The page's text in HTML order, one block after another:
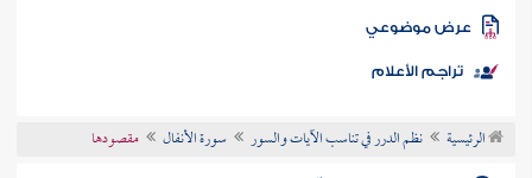
الكتب
موضوعي
تراجم الأعلام
الرئيسية نظم الدرر في تناسب الآيات والسور سورة الأنفال مقصودها